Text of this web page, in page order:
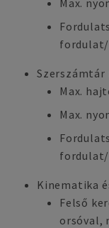
Max.
Max.
Max.
Kinematika
Felső
orsóval,